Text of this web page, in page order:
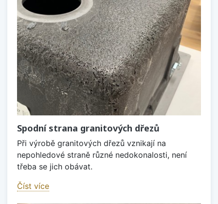
Spodní strana granitových dřezů
Při výrobě granitových dřezů vznikají na
nepohledové straně různé nedokonalosti, není
třeba se jich obávat.
Číst více